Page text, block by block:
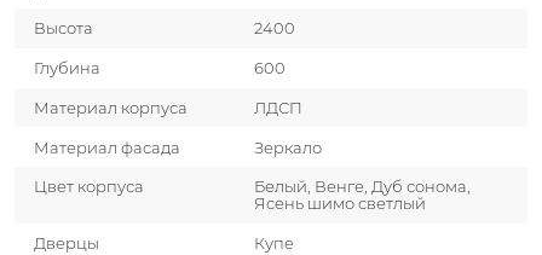
Высота 2400
Глубина 600
Материал корпуса ЛДСП
Материал фасада Зеркало
Цвет корпуса
Белый, Венге, Дуб сонома,
Ясень шимо светлый
Дверцы Купе